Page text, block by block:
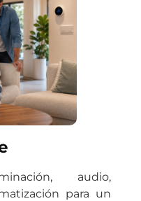
audio,
para un